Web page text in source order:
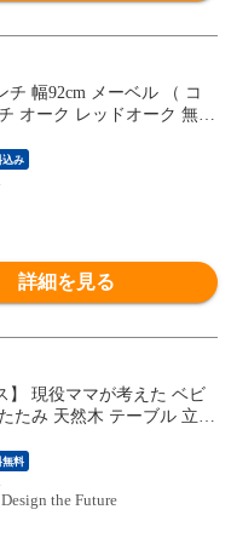
チ 幅92cm メーベル （ コ
オーク レッドオーク 無垢
ラル ブラウン ファブリッ
欧 モダン シンプル ）
込み
詳細を見る
】 現役ママが考えた ベビ
たみ 天然木 テーブル 立ち
ベルト 高さ調整 足置き
ハイチェア グローアップ
ゃれ 49600311〔ペールナ
【予約】9月上旬※9/10ま
無料
the Future